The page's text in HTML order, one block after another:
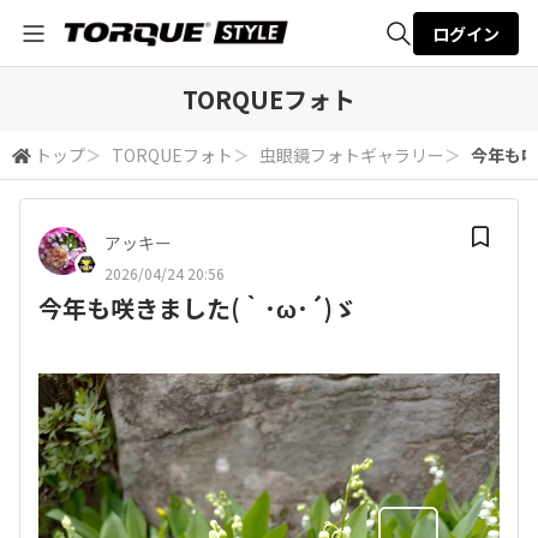
検索
ログイン
TORQUEフォト
トップ＞ TORQUEフォト ＞ 虫眼鏡フォトギャラリー ＞ 今年も
アッキー
2026/04/24 20:56
今年も咲きました(｀･ω･´)ゞ